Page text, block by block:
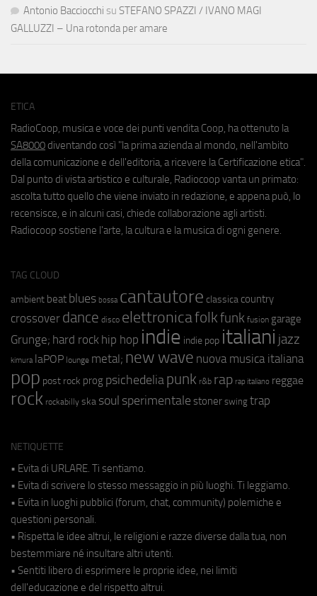
Antonio Bacciocchi su STEFANO SPAZZI / IVANO MAGI
GALLUZZI – Una rotonda per amare
ETICA
RadioCoop, musica e voce dei punti vendita Coop, ha ottenuto la
SA8000 diventando così "la prima azienda al mondo, nell'ambito
della comunicazione e dell'editoria, a ricevere la Certificazione etica".
Dal punto di vista artistico e culturale, Radiocoop vanta un primato:
ascolta tutto quello che viene inviato in redazione, e appena può, lo
recensisce, e in alcuni casi, chiede collaborazione agli artisti.
Radiocoop sostiene l'arte, la cultura e la musica di ogni genere.
TAG CLOUD
ambient beat blues bossa cantautore classica country
crossover dance disco elettronicafolkfunk fusion garage
Grunge; hard rock hip hop indie indie pop italiani jazz
kimura laPOP lounge metal; new wave nuova musica italiana
pop post rock prog psichedeliapunk r&b rap rap italiano reggae
rock rockabilly ska soul sperimentale stoner swing trap
NETIQUETTE
• Evita di URLARE. Ti sentiamo.
• Evita di scrivere lo stesso messaggio in più luoghi. Ti leggiamo.
• Evita in luoghi pubblici (forum, chat, community) polemiche e
questioni personali.
• Rispetta le idee altrui, le religioni e razze diverse dalla tua, non
bestemmiare né insultare altri utenti.
• Sentiti libero di esprimere le proprie idee, nei limiti
dell'educazione e del rispetto altrui.